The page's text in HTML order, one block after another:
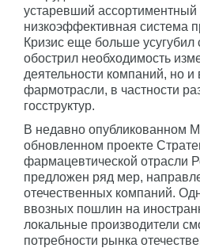
устаревший ассортиментный
низкоэффективная система
Кризис еще больше усугубил
обострил необходимость
деятельности компаний, но
фармотрасли, в частности
госструктур.
В недавно опубликованном
обновленном проекте
фармацевтической отрасли
предложен ряд мер,
отечественных компаний.
ввозных пошлин на
локальные производители
потребности рынка